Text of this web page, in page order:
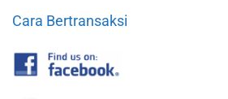
Cara Bertransaksi